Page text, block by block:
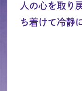
人の心を取り
ち着けて冷静